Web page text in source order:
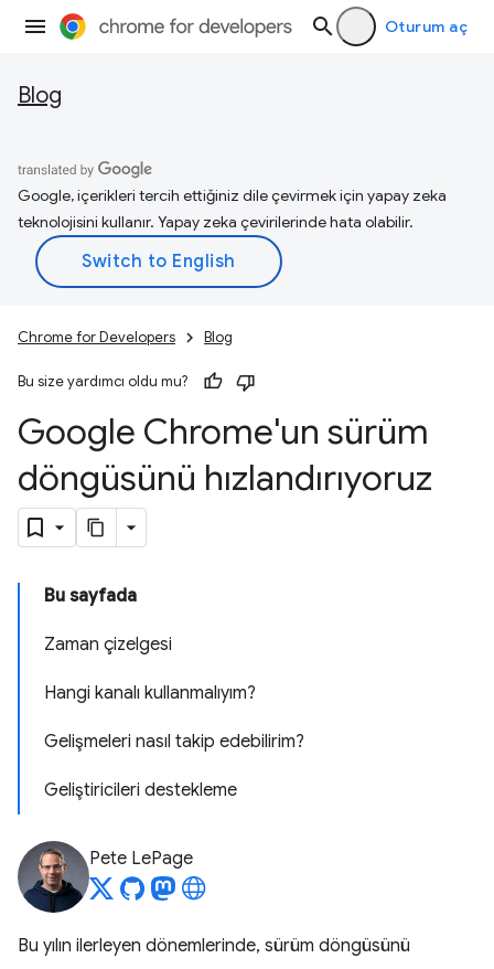
Oturum aç
Blog
Google, içerikleri tercih ettiğiniz dile çevirmek için yapay zeka
teknolojisini kullanır. Yapay zeka çevirilerinde hata olabilir.
Chrome for Developers Blog
Bu size yardımcı oldu mu?
Google Chrome'un sürüm
döngüsünü hızlandırıyoruz
Bu sayfada
Zaman çizelgesi
Hangi kanalı kullanmalıyım?
Gelişmeleri nasıl takip edebilirim?
Geliştiricileri destekleme
Pete LePage
Bu yılın ilerleyen dönemlerinde, sürüm döngüsünü